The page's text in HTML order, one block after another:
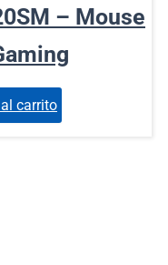
– Mouse
carrito